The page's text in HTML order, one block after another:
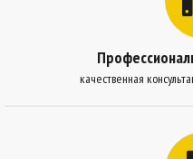
качественная